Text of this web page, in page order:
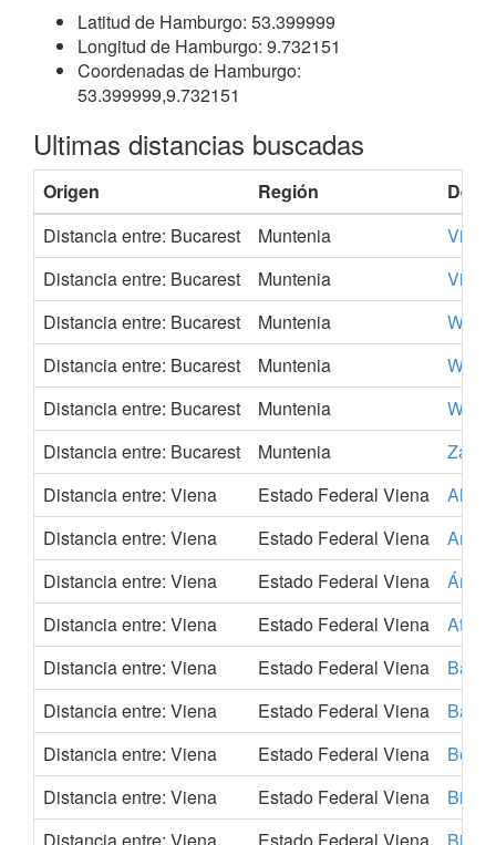
Latitud de Hamburgo: 53.399999
Longitud de Hamburgo: 9.732151
Coordenadas de Hamburgo:
53.399999,9.732151
Ultimas distancias buscadas
Origen Región
Distancia entre: Bucarest
Muntenia
Viena
Distancia entre: Bucarest
Muntenia
Vilna
Distancia entre: Bucarest
Muntenia
Distancia entre: Bucarest
Muntenia
Wirral
Distancia entre: Bucarest
Muntenia
Distancia entre: Bucarest
Muntenia
Distancia entre: Viena
Estado Federal Viena
Distancia entre: Viena
Estado Federal Viena
Distancia entre: Viena
Estado Federal Viena
Distancia entre: Viena
Estado Federal Viena
Distancia entre: Viena
Estado Federal Viena
Distancia entre: Viena
Estado Federal Viena
Bari
Distancia entre: Viena
Estado Federal Viena
Berlín
Distancia entre: Viena
Estado Federal Viena